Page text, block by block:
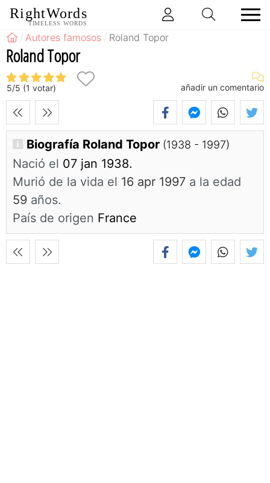
RightWords
TIMELESS WORDS
Autores famosos Roland Topor
Roland Topor
5/5 (1 votar) añadir un comentario
Biografía Roland Topor (1938 - 1997)
Nació el 07 jan 1938.
Murió de la vida el 16 apr 1997 a la edad
59 años.
País de origen France